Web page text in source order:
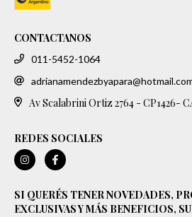
CONTACTANOS
011-5452-1064
Av Scalabrini Ortiz 2764 - CP1426-
REDES SOCIALES
SI QUERÉS TENER NOVEDADES,
EXCLUSIVAS Y MÁS BENEFICIOS,